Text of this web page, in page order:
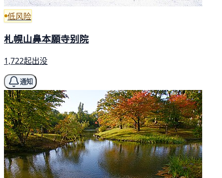
低风险
札幌山鼻本願寺别院
1,722起出没
通知